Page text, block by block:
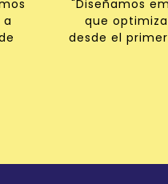
"Diseñamos
que
desde el